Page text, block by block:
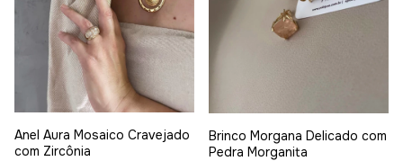
Anel Aura Mosaico Cravejado
com Zircônia
Brinco Morgana Delicado com
Pedra Morganita